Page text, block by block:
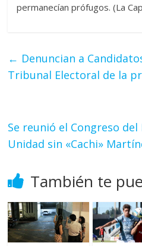
permanecían prófugos. (La
← Denuncian a
Tribunal Electoral de la
Se reunió el Congreso
Unidad sin «Cachi»
También te